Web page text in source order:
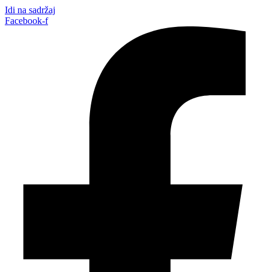
Idi na sadržaj
Facebook-f